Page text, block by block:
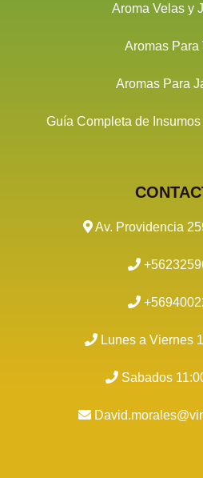
Aroma Velas y
Aromas Para
Aromas Para
Guía Completa de
Av. Providencia
Lunes a Viernes
Sabados